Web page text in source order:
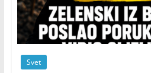
Svet